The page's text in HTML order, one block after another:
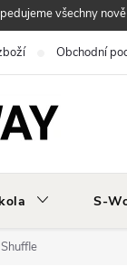
všechny
Obchodní
S-